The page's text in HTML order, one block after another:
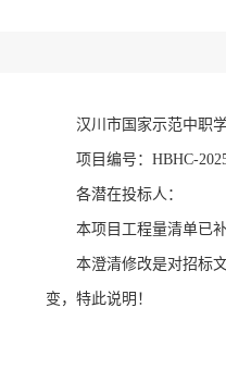
汉川市国家示范中职
项目编号： HBHC-
各潜在投标人：
本项目工程量清单已
本澄清修改是对招标
变，特此说明！